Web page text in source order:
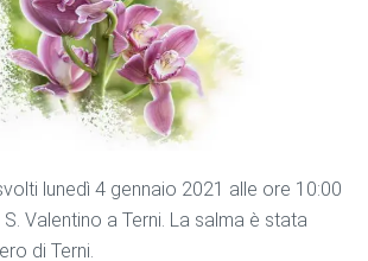
lunedì 4 gennaio 2021 alle ore 10:00
Valentino a Terni. La salma è stata
di Terni.